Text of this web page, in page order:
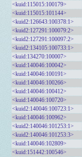
<kuid:115015:100179>
<kuid:115015:101144>
<kuid2:126643:100378:1>
<kuid2:127291:100079:2>
<kuid2:127291:100097:2>
<kuid2:134105:100733:1>
<kuid:134270:100007>
<kuid:140046:100042>
<kuid:140046:100191>
<kuid:140046:100266>
<kuid:140046:100412>
<kuid:140046:100720>
<kuid2:140046:100723:1>
<kuid:140046:100962>
<kuid2:140046:101253:1>
<kuid2:140046:101253:3>
<kuid:140046:102809>
<kuid:151442:100546>